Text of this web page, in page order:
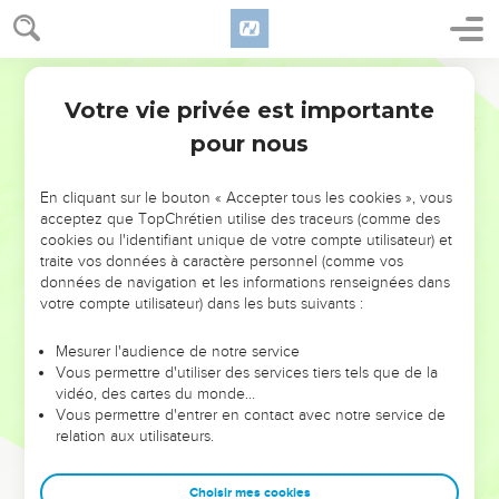
NE MANQUEZ PAS L’ÉVÉNEMENT
DE L’ANNÉE !
ET SI LEURS ERREURS POUVAIENT VOUS ÉVITER LES
VOTRES ?
leur foi ou leur vision. Mais on voit moins les doutes, les erreurs
et les saisons difficiles qu'ils ont traversés, alors même que ce
sont elles qui les ont façonnés.
Dans cette conférence, leaders, entrepreneurs, et responsables
clés pour avancer avec plus de sagesse afin que leurs erreurs
Votre vie privée est importante
pour nous
En cliquant sur le bouton « Accepter tous les cookies », vous
acceptez que TopChrétien utilise des traceurs (comme des
cookies ou l'identifiant unique de votre compte utilisateur) et
traite vos données à caractère personnel (comme vos
données de navigation et les informations renseignées dans
votre compte utilisateur) dans les buts suivants :
Mesurer l'audience de notre service
Vous permettre d'utiliser des services tiers tels que de la
vidéo, des cartes du monde…
Vous permettre d'entrer en contact avec notre service de
relation aux utilisateurs.
Choisir mes cookies